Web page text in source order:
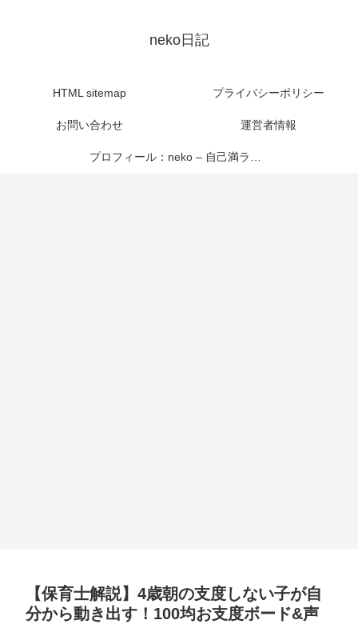
neko日記
HTML sitemap プライバシーポリシー
お問い合わせ 運営者情報
プロフィール：neko – 自己満ライター
【保育士解説】4歳朝の支度しない子が自
分から動き出す！100均お支度ボード&声